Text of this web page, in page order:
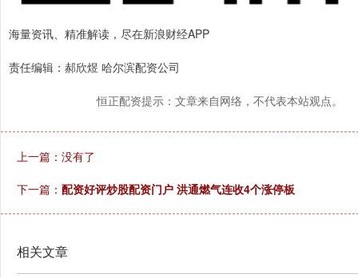
海量资讯、精准解读，尽在新浪财经APP
责任编辑：郝欣煜 哈尔滨配资公司
恒正配资提示：文章来自网络，不代表本站观点。
上一篇：没有了
下一篇： 配资好评炒股配资门户 洪通燃气连收4个涨停板
相关文章